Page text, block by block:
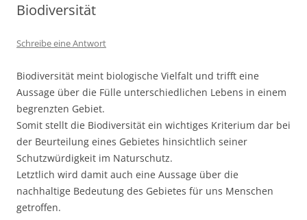
Biodiversität
Schreibe eine Antwort
Biodiversität meint biologische Vielfalt und trifft eine
Aussage über die Fülle unterschiedlichen Lebens in einem
begrenzten Gebiet.
Somit stellt die Biodiversität ein wichtiges Kriterium dar bei
der Beurteilung eines Gebietes hinsichtlich seiner
Schutzwürdigkeit im Naturschutz.
Letztlich wird damit auch eine Aussage über die
nachhaltige Bedeutung des Gebietes für uns Menschen
getroffen.